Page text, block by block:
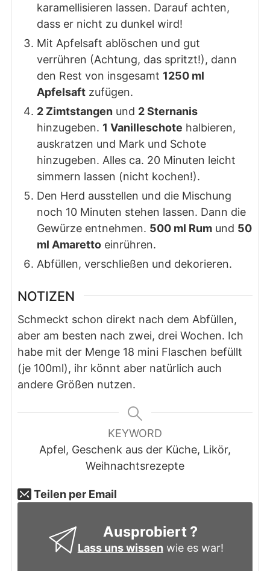
karamellisieren lassen. Darauf achten,
dass er nicht zu dunkel wird!
Mit Apfelsaft ablöschen und gut
verrühren (Achtung, das spritzt!), dann
den Rest von insgesamt 1250 ml
Apfelsaftzufügen.
2 Zimtstangenund 2 Sternanis
hinzugeben. 1 Vanilleschote halbieren,
auskratzen und Mark und Schote
hinzugeben. Alles ca. 20 Minuten leicht
simmern lassen (nicht kochen!).
Den Herd ausstellen und die Mischung
noch 10 Minuten stehen lassen. Dann die
Gewürze entnehmen. 500 ml Rumund 50
ml Amarettoeinrühren.
Abfüllen, verschließen und dekorieren.
NOTIZEN
Schmeckt schon direkt nach dem Abfüllen,
aber am besten nach zwei, drei Wochen. Ich
habe mit der Menge 18 mini Flaschen befüllt
(je 100ml), ihr könnt aber natürlich auch
andere Größen nutzen.
KEYWORD
Apfel, Geschenk aus der Küche, Likör,
Weihnachtsrezepte
Teilen per Email
Ausprobiert ?
Lass uns wissen wie es war!